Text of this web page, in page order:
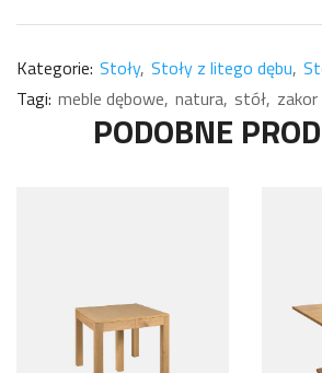
Kategorie: Stoły Stoły z litego dębu
Tagi: meble dębowe natura stół zakor
PODOBNE